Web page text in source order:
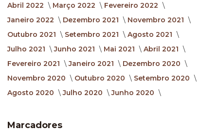
Abril 2022
Março 2022
Fevereiro 2022
Janeiro 2022
Dezembro 2021
Novembro 2021
Outubro 2021
Setembro 2021
Agosto 2021
Julho 2021
Junho 2021 Mai 2021
Abril 2021
Fevereiro 2021
Janeiro 2021
Dezembro 2020
Novembro 2020
Outubro 2020
Setembro 2020
Agosto 2020
Julho 2020 Junho 2020
Marcadores